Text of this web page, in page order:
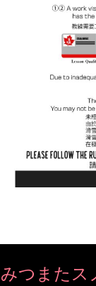
みつまたス